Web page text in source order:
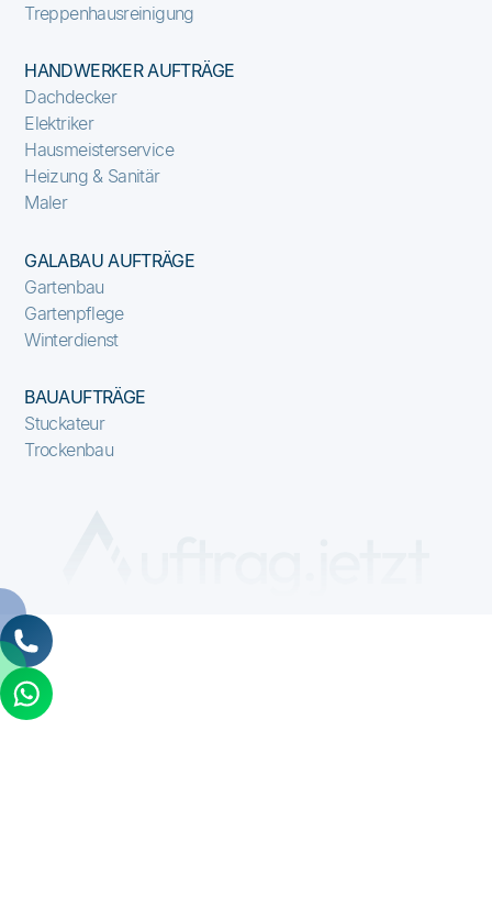
Treppenhausreinigung
HANDWERKER AUFTRÄGE
Dachdecker
Elektriker
Hausmeisterservice
Heizung & Sanitär
Maler
GALABAU AUFTRÄGE
Gartenbau
Gartenpflege
Winterdienst
BAUAUFTRÄGE
Stuckateur
Trockenbau